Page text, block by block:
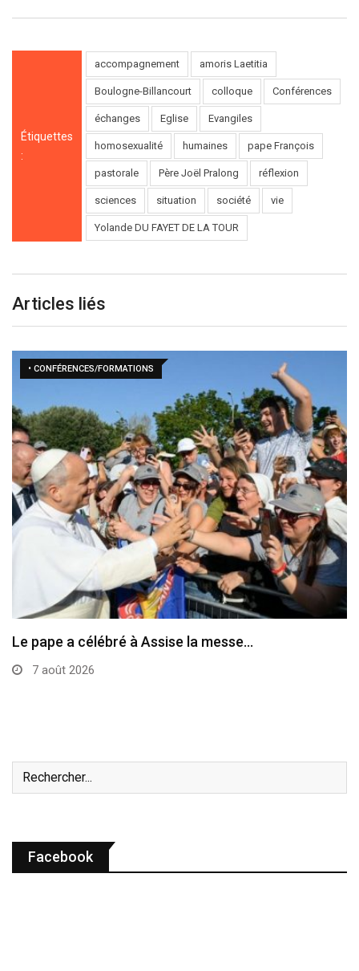
Étiquettes
:
accompagnement amoris Laetitia
Boulogne-Billancourt colloque Conférences
échanges Eglise Evangiles
homosexualité humaines pape François
pastorale Père Joël Pralong réflexion
sciences situation société vie
Yolande DU FAYET DE LA TOUR
Articles liés
• CONFÉRENCES/FORMATIONS
Le pape a célébré à Assise la messe…
7 août 2026
Facebook